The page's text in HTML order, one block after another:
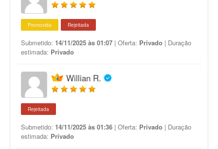
Promovida Rejeitada
Submetido: 14/11/2025 às 01:07 | Oferta: Privado | Duração
estimada: Privado
Willian R.
Rejeitada
Submetido: 14/11/2025 às 01:36 | Oferta: Privado | Duração
estimada: Privado